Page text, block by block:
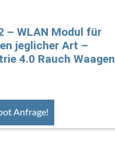
– WLAN Modul für
jeglicher Art –
4.0 Rauch Waagen
Anfrage!